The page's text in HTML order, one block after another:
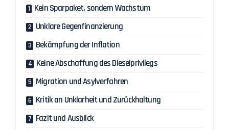
Kein Sparpaket, sondern Wachstum
Unklare Gegenfinanzierung
Bekämpfung der Inflation
Keine Abschaffung des Dieselprivilegs
Migration und Asylverfahren
Kritik an Unklarheit und Zurückhaltung
Fazit und Ausblick